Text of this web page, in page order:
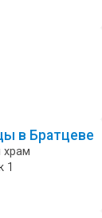
в Братцеве
храм
1